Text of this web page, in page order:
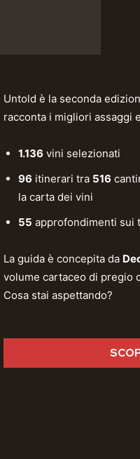
Untold è la seconda
racconta i migliori assaggi
1.136 vini selezionati
96 itinerari tra 516
la carta dei vini
55 approfondimenti sui
La guida è concepita da
volume cartaceo di pregio
Cosa stai aspettando?